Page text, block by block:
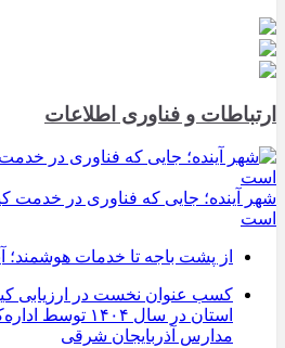
ارتباطات و فناوری اطلاعات
شهر آینده؛ جایی که فناوری در خدمت
است
از پشت باجه تا خدمات
کسب عنوان نخست در ارزیابی
استان در سال
مدارس آذربایجان شرقی